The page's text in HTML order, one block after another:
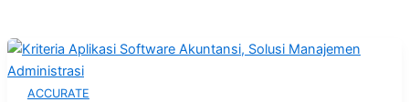
ACCURATE